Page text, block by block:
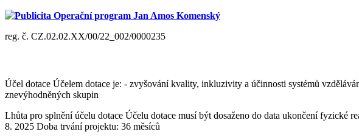
Publicita Operační program Jan Amos Komenský
reg. č. CZ.02.02.XX/00/22_002/0000235
Účel dotace Účelem dotace je: - zvyšování kvality, inkluzivity a účinnosti systémů
znevýhodněných skupin
Lhůta pro splnění účelu dotace Účelu dotace musí být dosaženo do data ukončení
8. 2025 Doba trvání projektu: 36 měsíců